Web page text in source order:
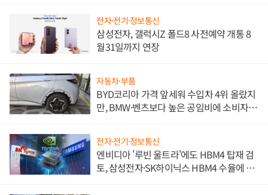
전자·전기·정보통신
삼성전자, 갤럭시Z 폴드8 사전예약 개통 8
월31일까지 연장
자동차·부품
BYD코리아 가격 앞세워 수입차 4위 올랐지
만, BMW·벤츠보다 높은 공임비에 소비자
전자·전기·정보통신
엔비디아 '루빈 울트라'에도 HBM4 탑재 검
토, 삼성전자·SK하이닉스 HBM4 수율에 주